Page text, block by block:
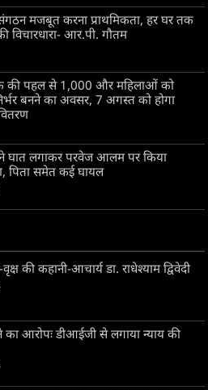
मजबूत करना प्राथमिकता, हर घर तक
विचारधारा- आर.पी. गौतम
की पहल से 1,000 और महिलाओं को
बनने का अवसर, 7 अगस्त को होगा
घात लगाकर परवेज आलम पर किया
पिता समेत कई घायल
की कहानी-आचार्य डा. राधेश्याम द्विवेदी
का आरोपः डीआईजी से लगाया न्याय की